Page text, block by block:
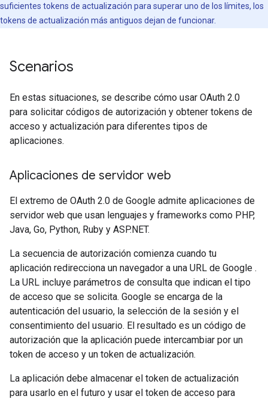
suficientes tokens de actualización para superar uno de los límites, los
tokens de actualización más antiguos dejan de funcionar.
Scenarios
En estas situaciones, se describe cómo usar OAuth 2.0
para solicitar códigos de autorización y obtener tokens de
acceso y actualización para diferentes tipos de
aplicaciones.
Aplicaciones de servidor web
El extremo de OAuth 2.0 de Google admite aplicaciones de
servidor web que usan lenguajes y frameworks como PHP,
Java, Go, Python, Ruby y ASP.NET.
La secuencia de autorización comienza cuando tu
aplicación redirecciona un navegador a una URL de Google .
La URL incluye parámetros de consulta que indican el tipo
de acceso que se solicita. Google se encarga de la
autenticación del usuario, la selección de la sesión y el
consentimiento del usuario. El resultado es un código de
autorización que la aplicación puede intercambiar por un
token de acceso y un token de actualización.
La aplicación debe almacenar el token de actualización
para usarlo en el futuro y usar el token de acceso para